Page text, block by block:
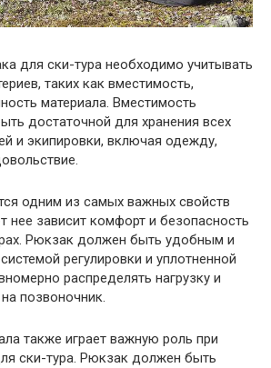
для ски-тура необходимо учитывать
таких как вместимость,
материала. Вместимость
достаточной для хранения всех
и экипировки, включая одежду,
одним из самых важных свойств
нее зависит комфорт и безопасность
Рюкзак должен быть удобным и
регулировки и уплотненной
распределять нагрузку и
позвоночник.
также играет важную роль при
ски-тура. Рюкзак должен быть